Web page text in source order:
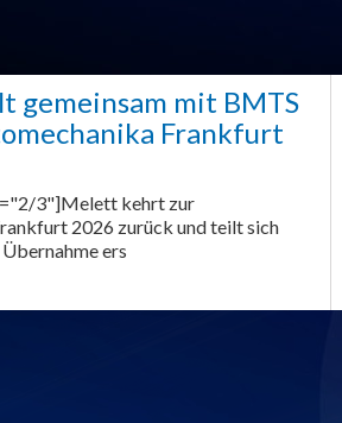
gemeinsam mit BMTS
Frankfurt
3"]Melett kehrt zur
2026 zurück und teilt sich
ers